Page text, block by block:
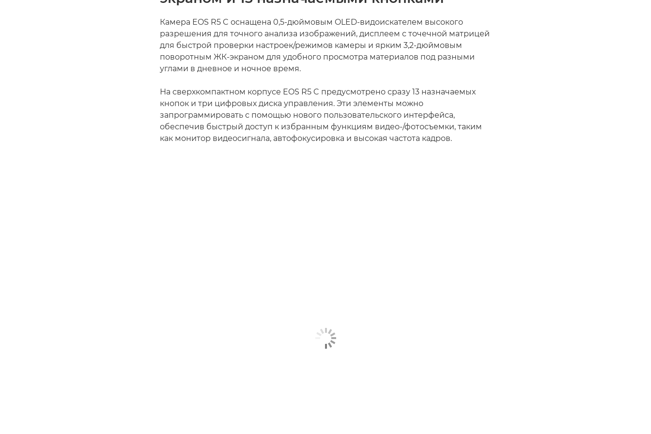
Камера EOS R5 C оснащена 0,5-дюймовым OLED-видоискателем высокого
разрешения для точного анализа изображений, дисплеем с точечной матрицей
для быстрой проверки настроек/режимов камеры и ярким 3,2-дюймовым
поворотным ЖК-экраном для удобного просмотра материалов под разными
углами в дневное и ночное время.
На сверхкомпактном корпусе EOS R5 C предусмотрено сразу 13 назначаемых
кнопок и три цифровых диска управления. Эти элементы можно
запрограммировать с помощью нового пользовательского интерфейса,
обеспечив быстрый доступ к избранным функциям видео-/фотосъемки, таким
как монитор видеосигнала, автофокусировка и высокая частота кадров.